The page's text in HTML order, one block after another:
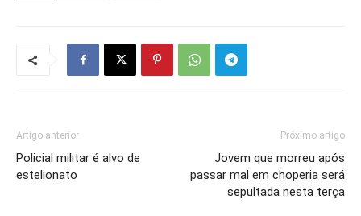
Artigo anterior
Policial militar é alvo de
estelionato
Próximo artigo
Jovem que morreu após
passar mal em choperia será
sepultada nesta terça